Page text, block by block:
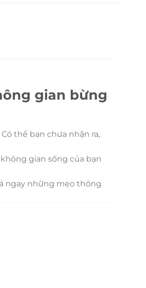
gian bừng
thể bạn chưa nhận ra,
gian sống của bạn
ngay những mẹo thông